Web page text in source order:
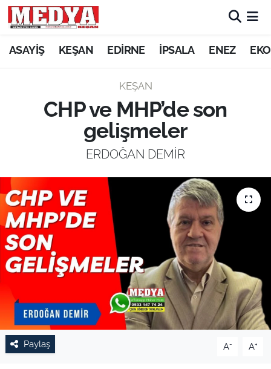
ASAYİŞ KEŞAN EDİRNE İPSALA ENEZ
KEŞAN
CHP ve MHP’de son
gelişmeler
ERDOĞAN DEMİR
Paylaş A- A+
KEŞAN
ASAYİŞ
EKONOMİ
SAĞLIK
EĞİTİM
TARIM VE HAYVANCILIK
KÜLTÜR SANAT
RESMİ İLAN